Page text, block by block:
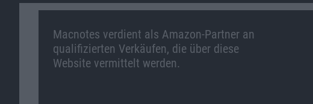
Macnotes verdient als Amazon-Partner an
qualifizierten Verkäufen, die über diese
Website vermittelt werden.